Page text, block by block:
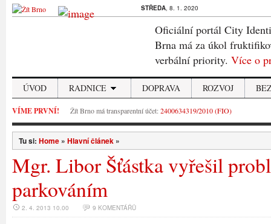
STŘEDA, 8. 1. 2020
Oficiální portál City
Brna má za úkol
verbální priority. Více o
ÚVOD RADNICE DOPRAVA ROZVOJ
VÍME PRVNÍ! Žít Brno má transparentní účet:2400634319/2010 (FIO)
Tu si: Home » Hlavní článek »
Mgr. Libor Šťástka vyřešil
parkováním
2. 4. 2013 10.00 9 KOMENTÁŘŮ